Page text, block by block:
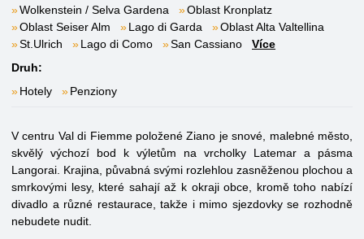
Wolkenstein / Selva Gardena
Oblast Kronplatz
Oblast Seiser Alm
Lago di Garda
Oblast Alta Valtellina
St.Ulrich
Lago di Como San Cassiano
Více
Druh:
Hotely
Penziony
V centru Val di Fiemme položené Ziano je snové, malebné město,
skvělý výchozí bod k výletům na vrcholky Latemar a pásma
Langorai. Krajina, půvabná svými rozlehlou zasněženou plochou a
smrkovými lesy, které sahají až k okraji obce, kromě toho nabízí
divadlo a různé restaurace, takže i mimo sjezdovky se rozhodně
nebudete nudit.